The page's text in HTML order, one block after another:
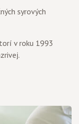
syrových
v roku 1993